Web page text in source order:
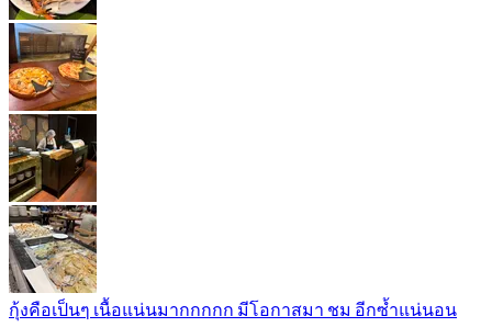
กุ้งคือเป็นๆ เนื้อแน่นมากกกกก มีโอกาสมา ชม อีกซ้ำแน่นอน